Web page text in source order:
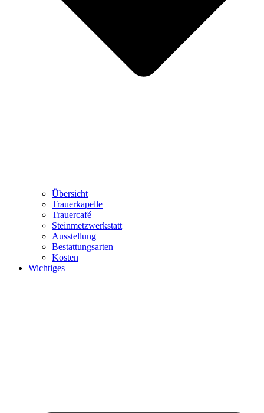
Übersicht
Trauerkapelle
Trauercafé
Steinmetzwerkstatt
Ausstellung
Bestattungsarten
Kosten
Wichtiges